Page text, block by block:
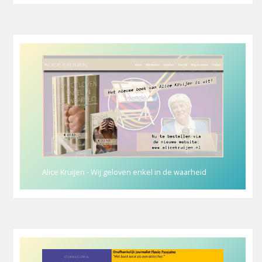
Alice Kruijen - Wij geloven enkel in de waarheid